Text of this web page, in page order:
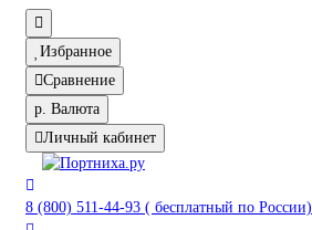
Избранное
Сравнение
р. Валюта
Личный кабинет
8 (800) 511-44-93 ( бесплатный по России)